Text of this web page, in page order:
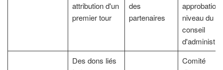
attribution d'un
premier tour
des
partenaires
approbation
niveau du
conseil
Des dons liés
Comité